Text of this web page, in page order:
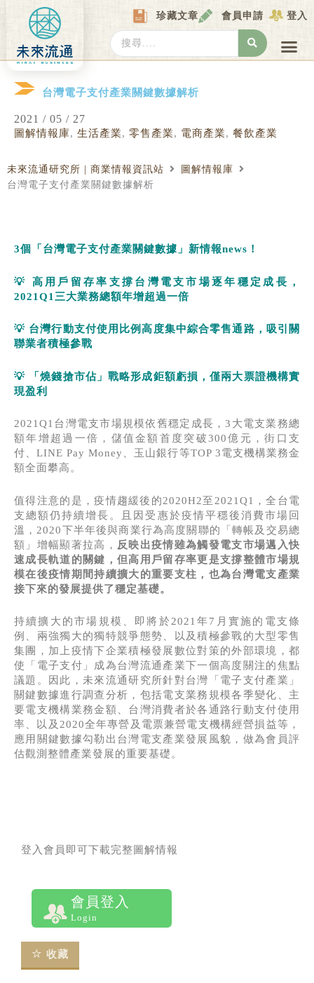
content
珍藏文章 會員申請 登入
Search
...
台灣電子支付產業關鍵數據解析
2021 / 05 / 27
圖解情報庫, 生活產業, 零售產業, 電商產業, 餐飲產業
未來流通研究所 | 商業情報資訊站
圖解情報庫
台灣電子支付產業關鍵數據解析
3個「台灣電子支付產業關鍵數據」新情報news ！
💡 高用戶留存率支撐台灣電支市場逐年穩定成長，
2021Q1 三大業務總額年增超過一倍
💡 台灣行動支付使用比例高度集中綜合零售通路，吸引關
聯業者積極參戰
💡
「燒錢搶市佔」戰略形成鉅額虧損，僅兩大票證機構實
現盈利
2021Q1台灣電支市場規模依舊穩定成長，3大電支業務總
額年增超過一倍，儲值金額首度突破300億元，街口支
付、LINE Pay Money、玉山銀行等TOP 3電支機構業務金
額全面攀高。
值得注意的是，疫情趨緩後的2020H2至2021Q1，全台電
支總額仍持續增長。且因受惠於疫情平穩後消費市場回
溫，2020下半年後與商業行為高度關聯的「轉帳及交易總
額」增幅顯著拉高， 反映出疫情雖為觸發電支市場邁入快
速成長軌道的關鍵，但高用戶留存率更是支撐整體市場規
模在後疫情期間持續擴大的重要支柱，也為台灣電支產業
接下來的發展提供了穩定基礎。
持續擴大的市場規模、即將於2021年7月實施的電支條
例、兩強獨大的獨特競爭態勢、以及積極參戰的大型零售
集團，加上疫情下企業積極發展數位對策的外部環境，都
使「電子支付」成為台灣流通產業下一個高度關注的焦點
議題。因此，未來流通研究所針對台灣「電子支付產業」
關鍵數據進行調查分析，包括電支業務規模各季變化、主
要電支機構業務金額、台灣消費者於各通路行動支付使用
率、以及2020全年專營及電票兼營電支機構經營損益等，
應用關鍵數據勾勒出台灣電支產業發展風貌，做為會員評
估觀測整體產業發展的重要基礎。
登入會員即可下載完整圖解情報
會員登入
Login
收藏